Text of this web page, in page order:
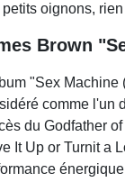
oignons,
Brown
"Sex Machine
comme l'un
du Godfather
It Up or Turnit a